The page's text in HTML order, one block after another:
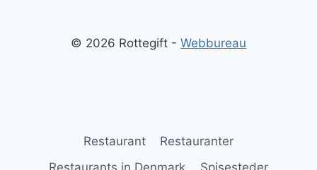
© 2026 Rottegift - Webbureau
Restaurant
Restauranter
Restaurants in Denmark
Spisesteder